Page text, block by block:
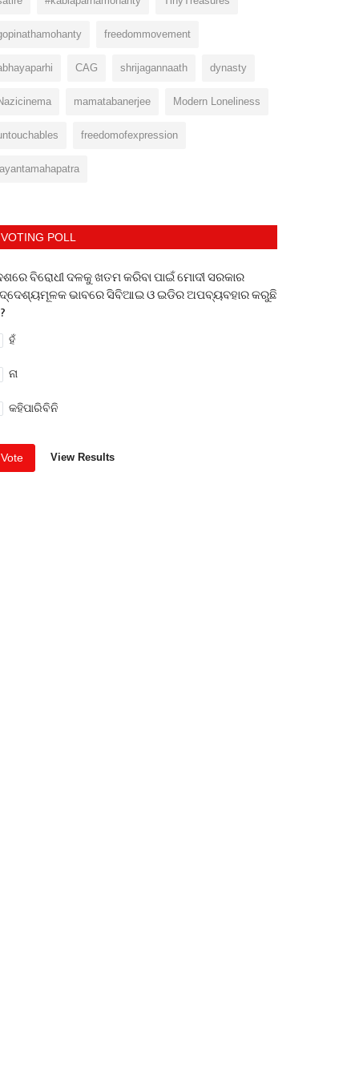
freedommovement
CAG shrijagannaath dynasty
mamatabanerjee Modern Loneliness
freedomofexpression
VOTING POLL
ବିରୋଧୀ ଦଳକୁ ଖତମ କରିବା ପାଇଁ ମୋଦୀ ସରକାର
ଭାବରେ ସିବିଆଇ ଓ ଇଡିର ଅପବ୍ୟବହାର କରୁଛି
ହଁ
ନା
କହିପାରିବିନି
Vote View Results